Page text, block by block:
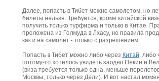
Далее, попасть в Тибет можно самолетом, но
билеты нельзя. Требуется, кроме китайской
получить только турфирма и только в Китае.
проложена из Голмуда в Лхасу, но правила
как и на самолет - только с разрешением.
Попасть в Тибет можно либо через Китай, либо
потому-то хотелось увидеть заодно Пекин и
(виза требуется только одна, меньше
Москвы, только через Дели). И вот настал